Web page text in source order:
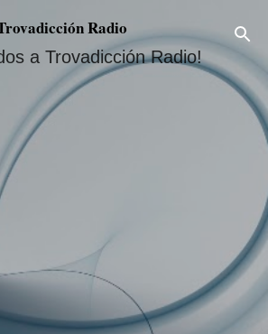
contenido principal
Radio
a Trovadicción Radio!